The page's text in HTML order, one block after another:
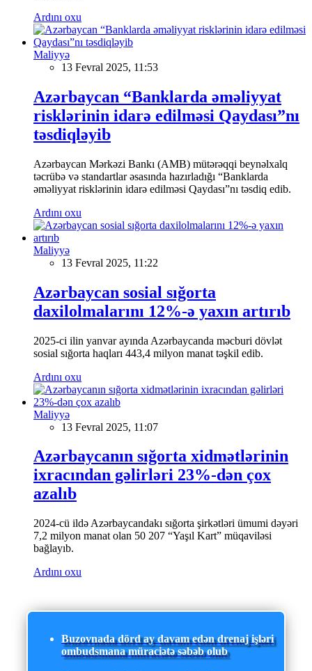
Ardını oxu
Maliyyə
13 Fevral 2025, 11:53
Azərbaycan “Banklarda əməliyyat
risklərinin idarə edilməsi Qaydası”nı
təsdiqləyib
Azərbaycan Mərkəzi Bankı (AMB) mütərəqqi beynəlxalq
təcrübə və standartlar əsasında hazırladığı “Banklarda
əməliyyat risklərinin idarə edilməsi Qaydası”nı təsdiq edib.
Ardını oxu
Maliyyə
13 Fevral 2025, 11:22
Azərbaycan sosial sığorta
daxilolmalarını 12%-ə yaxın artırıb
2025-ci ilin yanvar ayında Azərbaycanda məcburi dövlət
sosial sığorta haqları 443,4 milyon manat təşkil edib.
Ardını oxu
Maliyyə
13 Fevral 2025, 11:07
Azərbaycanın sığorta xidmətlərinin
ixracından gəlirləri 23%-dən çox
azalıb
2024-cü ildə Azərbaycandakı sığorta şirkətləri ümumi dəyəri
7,2 milyon manat olan 50 207 “Yaşıl Kart” müqaviləsi
bağlayıb.
Ardını oxu
Buzovnada dörd ay davam edən drenaj işləri
ombudsmana müraciətə səbəb olub